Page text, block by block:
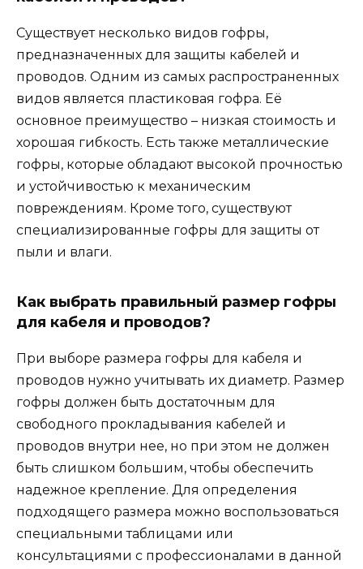
Существует несколько видов гофры,
предназначенных для защиты кабелей и
проводов. Одним из самых распространенных
видов является пластиковая гофра. Её
основное преимущество – низкая стоимость и
хорошая гибкость. Есть также металлические
гофры, которые обладают высокой прочностью
и устойчивостью к механическим
повреждениям. Кроме того, существуют
специализированные гофры для защиты от
пыли и влаги.
Как выбрать правильный размер гофры
для кабеля и проводов?
При выборе размера гофры для кабеля и
проводов нужно учитывать их диаметр. Размер
гофры должен быть достаточным для
свободного прокладывания кабелей и
проводов внутри нее, но при этом не должен
быть слишком большим, чтобы обеспечить
надежное крепление. Для определения
подходящего размера можно воспользоваться
специальными таблицами или
консультациями с профессионалами в данной